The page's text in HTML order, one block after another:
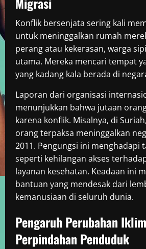
Konflik bersenjata sering kali
untuk meninggalkan rumah
perang atau kekerasan, warga
utama. Mereka mencari tempat
yang kadang kala berada di
Laporan dari organisasi
menunjukkan bahwa jutaan
karena konflik. Misalnya, di
orang terpaksa meninggalkan
2011. Pengungsi ini menghadapi
seperti kehilangan akses
layanan kesehatan. Keadaan ini
bantuan yang mendesak dari
kemanusiaan di seluruh dunia.
Pengaruh Perubahan
Perpindahan Penduduk